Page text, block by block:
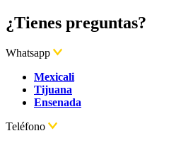
¿Tienes preguntas?
Whatsapp
Mexicali
Tijuana
Ensenada
Teléfono